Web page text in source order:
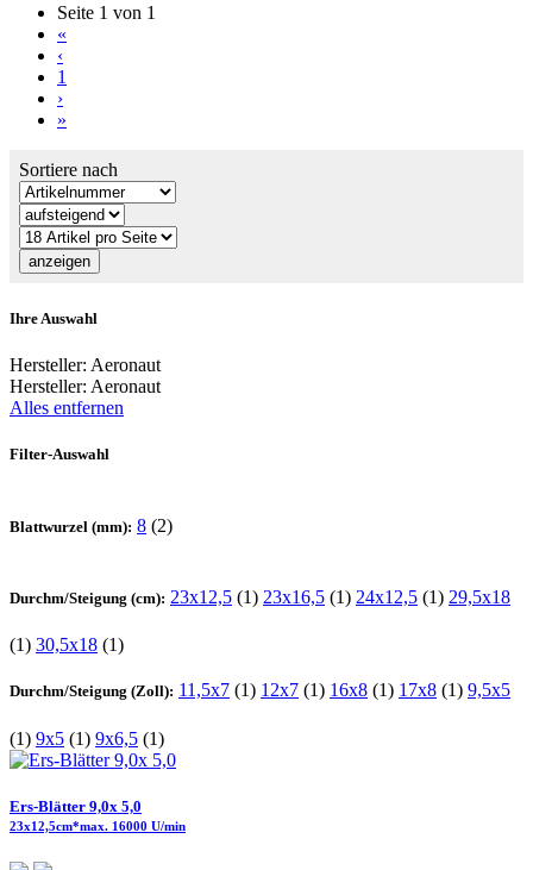
Seite 1 von 1
«
‹
1
›
»
Sortiere nach
Ihre Auswahl
Hersteller: Aeronaut
Hersteller: Aeronaut
Alles entfernen
Filter-Auswahl
Blattwurzel (mm): 8 (2)
Durchm/Steigung (cm): 23x12,5 (1) 23x16,5 (1) 24x12,5 (1) 29,5x18
(1) 30,5x18 (1)
Durchm/Steigung (Zoll): 11,5x7 (1) 12x7 (1) 16x8 (1) 17x8 (1) 9,5x5
(1) 9x5 (1) 9x6,5 (1)
Ers-Blätter 9,0x 5,0
23x12,5cm*max. 16000 U/min